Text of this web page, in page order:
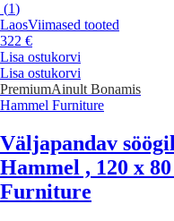
(1)
LaosViimased tooted
322 €
Lisa ostukorvi
Lisa ostukorvi
PremiumAinult Bonamis
Hammel Furniture
Väljapandav
Hammel , 120 x
Furniture